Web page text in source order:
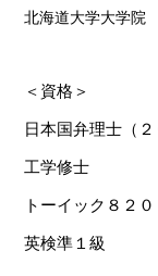
北海道大学大学
＜資格＞
日本国弁理士（２
工学修士
トーイック８２０
英検準１級